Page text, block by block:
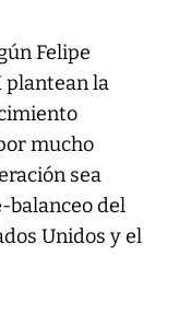
Felipe
plantean la
mucho
sea
balanceo del
Unidos y el